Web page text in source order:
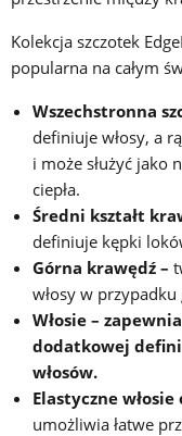
Kolekcja szczotek
popularna na całym
Wszechstronna
definiuje włosy, a
i może służyć jako
ciepła.
Średni kształt
definiuje kępki
Górna krawędź –
włosy w
Włosie –
dodatkowej
włosów.
Elastyczne
umożliwia łatwe